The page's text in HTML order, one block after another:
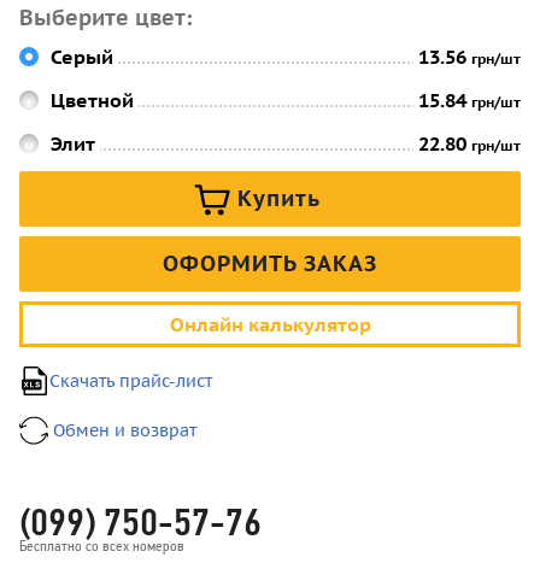
Выберите цвет:
Серый 13.56 грн/шт
Цветной 15.84грн/шт
Элит 22.80 грн/шт
Купить
ОФОРМИТЬ ЗАКАЗ
Онлайн калькулятор
Скачать прайс-лист
Обмен и возврат
(099) 750-57-76
Бесплатно со всех номеров